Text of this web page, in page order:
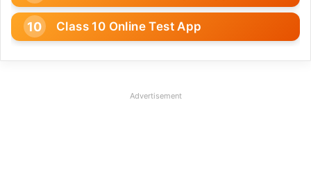
Class 10 Online Test App
Advertisement